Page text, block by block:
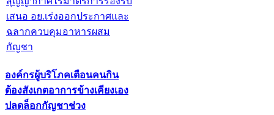
องค์กรผู้บริโภคเตือนคนกิน
ต้องสังเกตอาการข้างเคียงเอง
ปลดล็อกกัญชาช่วง